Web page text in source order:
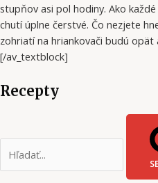
stupňov asi pol hodiny. Ako
chutí úplne čerstvé. Čo nezjete
zohriatí na hriankovači budú opät
[/av_textblock]
Recepty